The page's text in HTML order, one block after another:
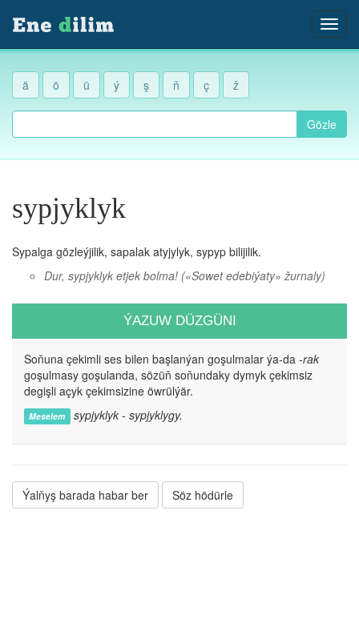
ä ö ü ý ş ň ç ž
Gözle
sypjyklyk
Sypalga gözleýjilik, sapalak atyjylyk, sypyp bilijilik.
Dur, sypjyklyk etjek bolma! («Sowet edebiýaty» žurnaly)
ÝAZUW DÜZGÜNI
Soňuna çekimli ses bilen başlanýan goşulmalar ýa-da -rak
goşulmasy goşulanda, sözüň soňundaky dymyk çekimsiz
degişli açyk çekimsizine öwrülýär.
Meselem sypjyklyk - sypjyklygy.
Ýalňyş barada habar ber Söz hödürle